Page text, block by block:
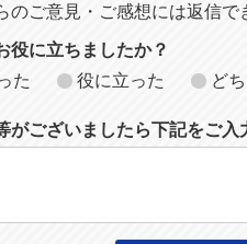
のご意見・ご感想には返信で
役に立ちましたか？
た
役に立った ど
がございましたら下記をご入